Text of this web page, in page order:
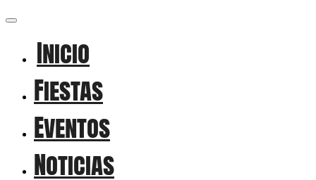
Inicio
Fiestas
Eventos
Noticias